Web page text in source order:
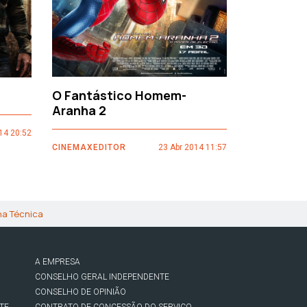
20:52
O Fantástico Homem-
Aranha 2
CINEMAXEDITOR 23 Abr 2014 11:57
Técnica
A EMPRESA
CONSELHO GERAL INDEPENDENTE
CONSELHO DE OPINIÃO